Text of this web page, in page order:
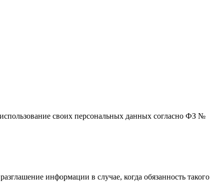
своих персональных данных согласно ФЗ №
информации в случае, когда обязанность такого